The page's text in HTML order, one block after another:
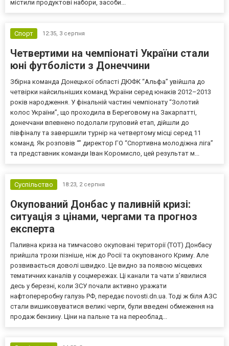
містили продуктові набори, засоби...
Спорт 12:35, 3 серпня
Четвертими на чемпіонаті України стали
юні футболісти з Донеччини
Збірна команда Донецької області ДЮФК “Альфа” увійшла до
четвірки найсильніших команд України серед юнаків 2012–2013
років народження. У фінальній частині чемпіонату “Золотий
колос України”, що проходила в Береговому на Закарпатті,
донеччани впевнено подолали груповий етап, дійшли до
півфіналу та завершили турнір на четвертому місці серед 11
команд. Як розповів “” директор ГО “Спортивна молодіжна ліга”
та представник команди Іван Коромисло, цей результат м...
Суспільство 18:23, 2 серпня
Окупований Донбас у паливній кризі:
ситуація з цінами, чергами та прогноз
експерта
Паливна криза на тимчасово окуповані території (ТОТ) Донбасу
прийшла трохи пізніше, ніж до Росії та окупованого Криму. Але
розвивається доволі швидко. Це видно за появою місцевих
тематичних каналів у соцмережах. Ці канали та чати з’явилися
десь у березні, коли ЗСУ почали активно уражати
нафтопереробну галузь РФ, передає novosti.dn.ua. Тоді ж біля АЗС
стали вишиковуватися великі черги, були введені обмеження на
продаж бензину. Ціни на пальне та на переоблад...